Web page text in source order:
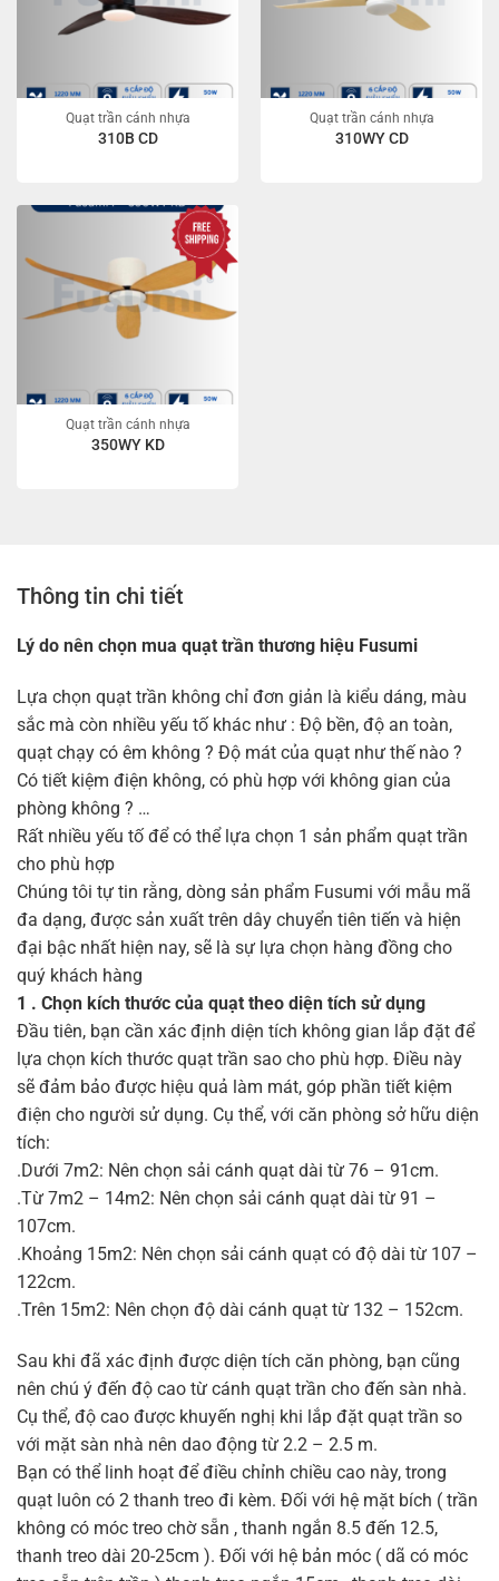
Quạt trần cánh nhựa
310B CD
Quạt trần cánh nhựa
310WY CD
Quạt trần cánh nhựa
350WY KD
Thông tin chi tiết
Lý do nên chọn mua quạt trần thương hiệu Fusumi
Lựa chọn quạt trần không chỉ đơn giản là kiểu dáng, màu
sắc mà còn nhiều yếu tố khác như : Độ bền, độ an toàn,
quạt chạy có êm không ? Độ mát của quạt như thế nào ?
Có tiết kiệm điện không, có phù hợp với không gian của
phòng không ? …
Rất nhiều yếu tố để có thể lựa chọn 1 sản phẩm quạt trần
cho phù hợp
Chúng tôi tự tin rằng, dòng sản phẩm Fusumi với mẫu mã
đa dạng, được sản xuất trên dây chuyển tiên tiến và hiện
đại bậc nhất hiện nay, sẽ là sự lựa chọn hàng đồng cho
quý khách hàng
1 . Chọn kích thước của quạt theo diện tích sử dụng
Đầu tiên, bạn cần xác định diện tích không gian lắp đặt để
lựa chọn kích thước quạt trần sao cho phù hợp. Điều này
sẽ đảm bảo được hiệu quả làm mát, góp phần tiết kiệm
điện cho người sử dụng. Cụ thể, với căn phòng sở hữu diện
tích:
.Dưới 7m2: Nên chọn sải cánh quạt dài từ 76 – 91cm.
.Từ 7m2 – 14m2: Nên chọn sải cánh quạt dài từ 91 –
107cm.
.Khoảng 15m2: Nên chọn sải cánh quạt có độ dài từ 107 –
122cm.
.Trên 15m2: Nên chọn độ dài cánh quạt từ 132 – 152cm.
Sau khi đã xác định được diện tích căn phòng, bạn cũng
nên chú ý đến độ cao từ cánh quạt trần cho đến sàn nhà.
Cụ thể, độ cao được khuyến nghị khi lắp đặt quạt trần so
với mặt sàn nhà nên dao động từ 2.2 – 2.5 m.
Bạn có thể linh hoạt để điều chỉnh chiều cao này, trong
quạt luôn có 2 thanh treo đi kèm. Đối với hệ mặt bích ( trần
không có móc treo chờ sẵn , thanh ngắn 8.5 đến 12.5,
thanh treo dài 20-25cm ). Đối với hệ bản móc ( dã có móc